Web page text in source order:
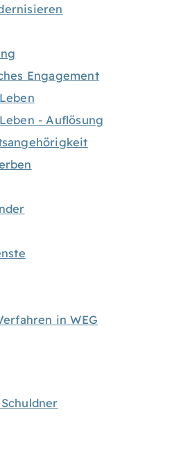
Engagement
- Auflösung
in WEG